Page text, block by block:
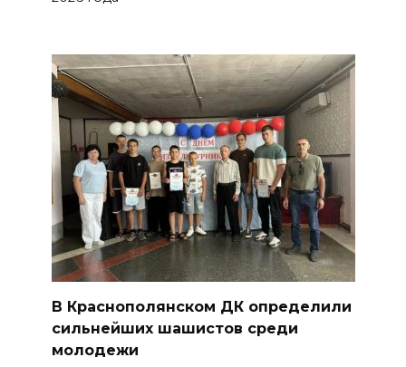
В Краснополянском ДК определили
сильнейших шашистов среди
молодежи